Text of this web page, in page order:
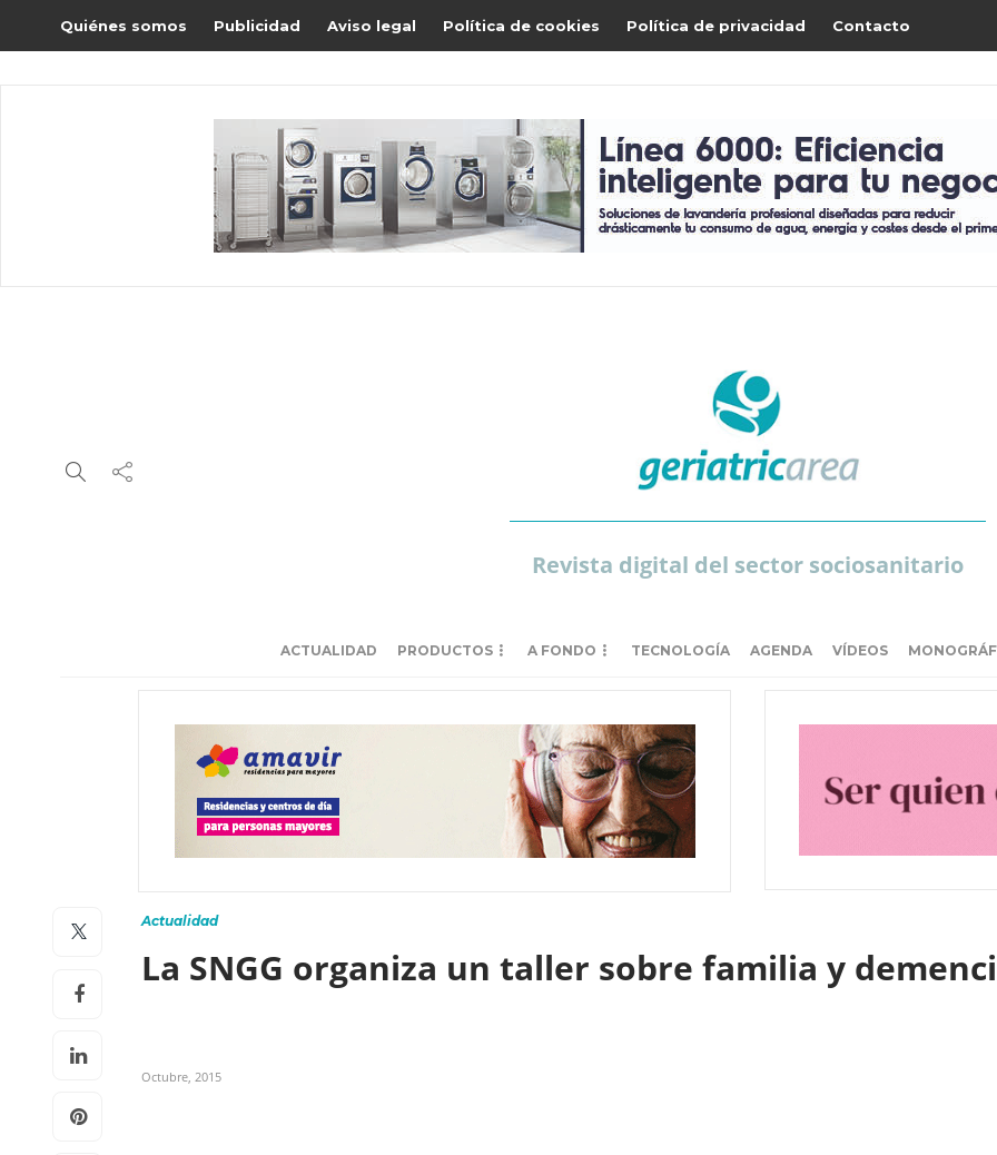
Quiénes somos Publicidad Aviso legal Política de cookies Política de privacidad Contacto
Revista digital del sector sociosanitario
ACTUALIDAD PRODUCTOS A FONDO TECNOLOGÍA AGENDA VÍDEOS
Actualidad
La SNGG organiza un taller sobre familia y
Octubre, 2015